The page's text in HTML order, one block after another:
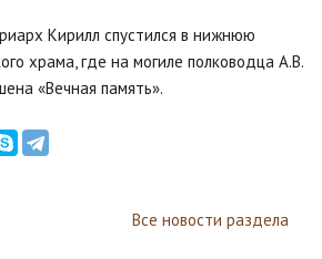
Кирилл спустился в нижнюю
храма, где на могиле полководца А.В.
«Вечная память».
Все новости раздела